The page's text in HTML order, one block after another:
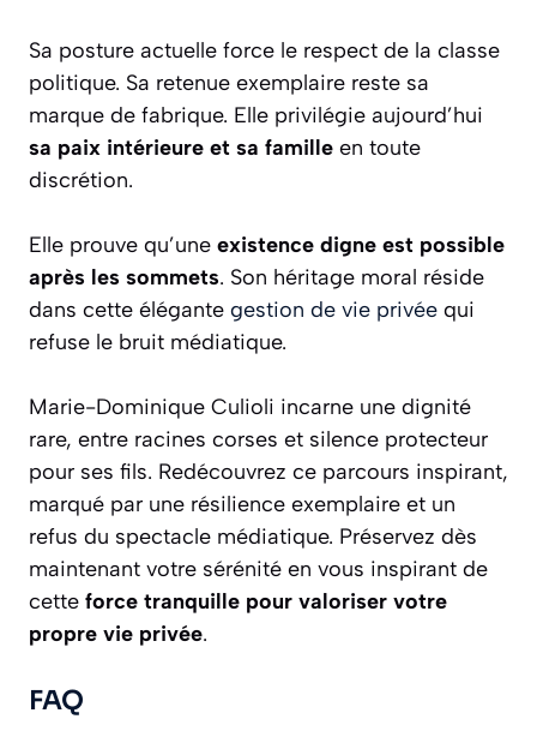
Sa posture actuelle force le respect de la classe
politique. Sa retenue exemplaire reste sa
marque de fabrique. Elle privilégie aujourd’hui
sa paix intérieure et sa famille en toute
discrétion.
Elle prouve qu’une existence digne est possible
après les sommets. Son héritage moral réside
dans cette élégante gestion de vie privée qui
refuse le bruit médiatique.
Marie-Dominique Culioli incarne une dignité
rare, entre racines corses et silence protecteur
pour ses fils. Redécouvrez ce parcours inspirant,
marqué par une résilience exemplaire et un
refus du spectacle médiatique. Préservez dès
maintenant votre sérénité en vous inspirant de
cette force tranquille pour valoriser votre
propre vie privée.
FAQ